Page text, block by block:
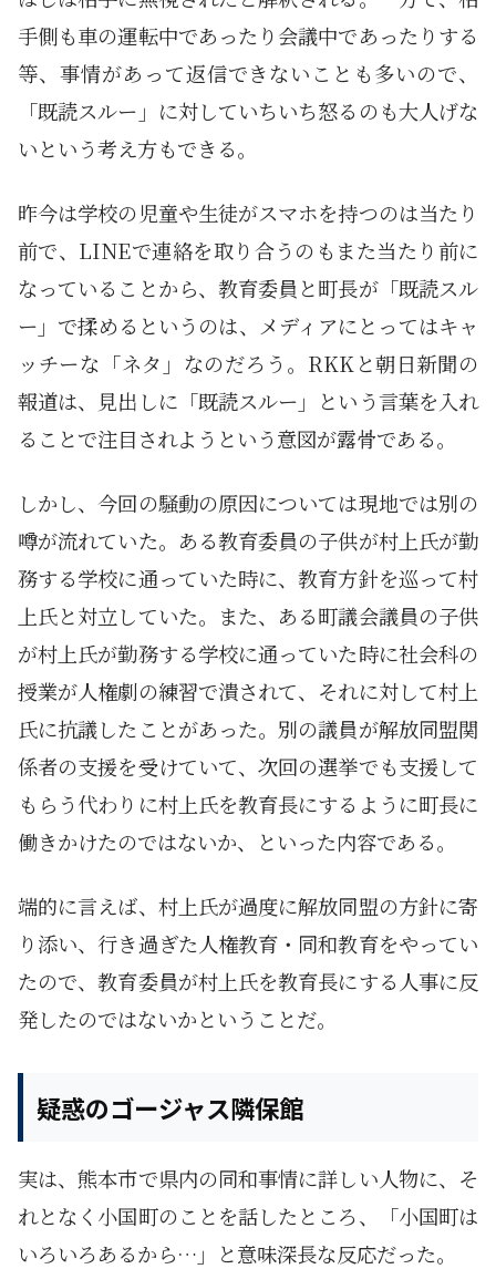
手側も車の運転中であったり会議中であったりする
等、事情があって返信できないことも多いので、
「既読スルー」に対していちいち怒るのも大人げな
いという考え方もできる。
昨今は学校の児童や生徒がスマホを持つのは当たり
前で、LINEで連絡を取り合うのもまた当たり前に
なっていることから、教育委員と町長が「既読スル
ー」で揉めるというのは、メディアにとってはキャ
ッチーな「ネタ」なのだろう。RKKと朝日新聞の
報道は、見出しに「既読スルー」という言葉を入れ
ることで注目されようという意図が露骨である。
しかし、今回の騒動の原因については現地では別の
噂が流れていた。ある教育委員の子供が村上氏が勤
務する学校に通っていた時に、教育方針を巡って村
上氏と対立していた。また、ある町議会議員の子供
が村上氏が勤務する学校に通っていた時に社会科の
授業が人権劇の練習で潰されて、それに対して村上
氏に抗議したことがあった。別の議員が解放同盟関
係者の支援を受けていて、次回の選挙でも支援して
もらう代わりに村上氏を教育長にするように町長に
働きかけたのではないか、といった内容である。
端的に言えば、村上氏が過度に解放同盟の方針に寄
り添い、行き過ぎた人権教育・同和教育をやってい
たので、教育委員が村上氏を教育長にする人事に反
発したのではないかということだ。
疑惑のゴージャス隣保館
実は、熊本市で県内の同和事情に詳しい人物に、そ
れとなく小国町のことを話したところ、「小国町は
いろいろあるから…」と意味深長な反応だった。